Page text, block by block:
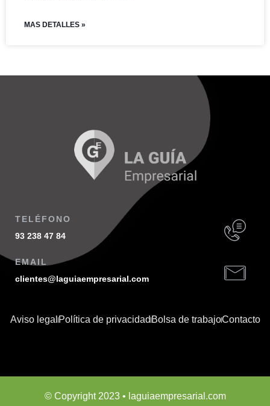
MAS DETALLES »
TELÉFONO
93 238 47 84
EMAIL
clientes@laguiaempresarial.com
Aviso legal Política de privacidadBolsa de trabajoContacto
© Copyright 2023 • laguiaempresarial.com